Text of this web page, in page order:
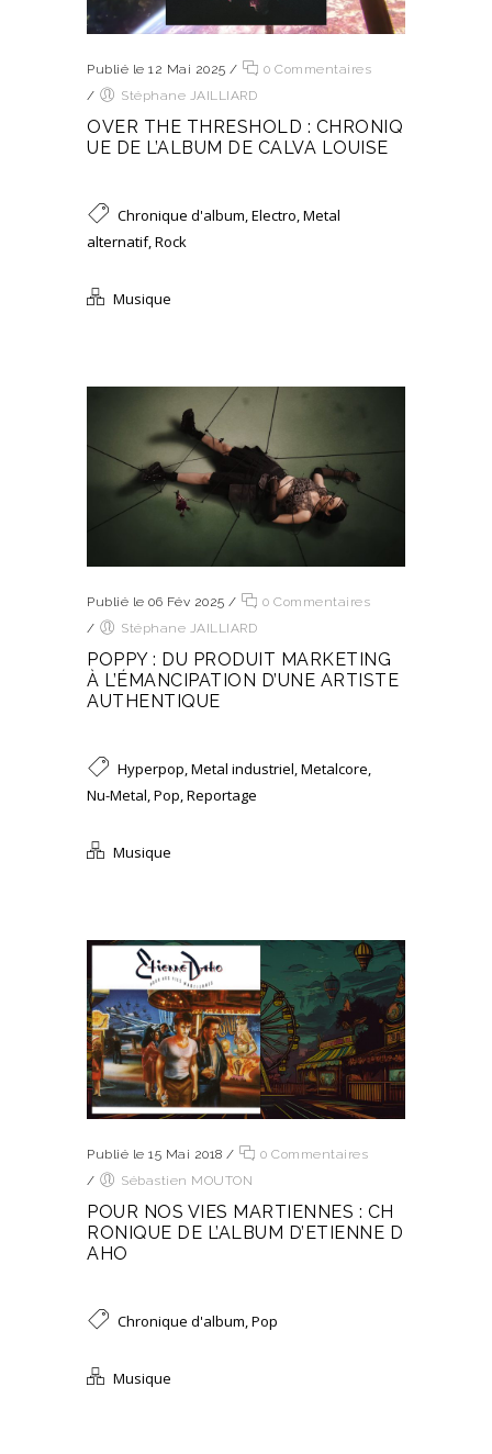
Publié le 12 Mai 2025 /
0 Commentaires
/
Stéphane JAILLIARD
OVER THE THRESHOLD : CHRONIQ
UE DE L’ALBUM DE CALVA LOUISE
Chronique d'album,Electro,Metal
alternatif,Rock
Musique
Publié le 06 Fév 2025 /
0 Commentaires
/
Stéphane JAILLIARD
POPPY : DU PRODUIT MARKETING
À L’ÉMANCIPATION D’UNE ARTISTE
AUTHENTIQUE
Hyperpop Metal industriel Metalcore
Nu-Metal Pop Reportage
Musique
Publié le 15 Mai 2018 /
0 Commentaires
/
Sébastien MOUTON
POUR NOS VIES MARTIENNES : CH
RONIQUE DE L’ALBUM D’ETIENNE D
AHO
Chronique d'album,Pop
Musique